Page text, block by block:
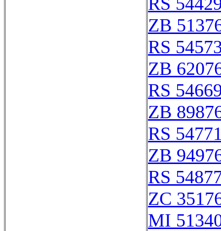
ZB
RS
ZB
RS
ZB
RS
ZB
RS
ZC
MI